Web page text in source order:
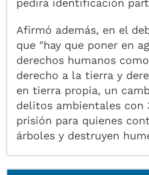
Afirmó además, en el
que "hay que poner en
derechos humanos
derecho a la tierra y
en tierra propia, un
delitos ambientales con
prisión para quienes
árboles y destruyen